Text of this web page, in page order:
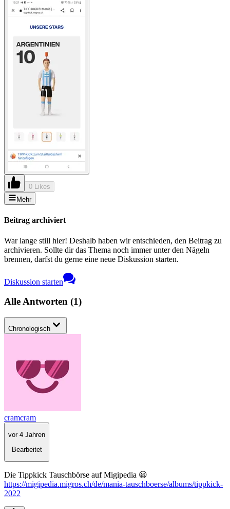
0 Likes
Mehr
Beitrag archiviert
War lange still hier! Deshalb haben wir entschieden, den Beitrag zu
archivieren. Sollte dir das Thema noch immer unter den Nägeln
brennen, darfst du gerne eine neue Diskussion starten.
Diskussion starten
Alle Antworten (1)
Chronologisch
cramcram
vor 4 Jahren
Bearbeitet
Die Tippkick Tauschbörse auf Migipedia 😀
https://migipedia.migros.ch/de/mania-tauschboerse/albums/tippkick-
2022